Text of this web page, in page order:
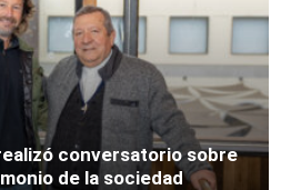
conversatorio sobre
de la sociedad